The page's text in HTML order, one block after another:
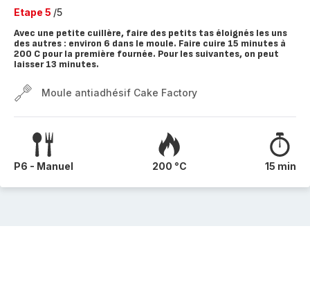
Etape 5 /5
Avec une petite cuillère, faire des petits tas éloignés les uns
des autres : environ 6 dans le moule. Faire cuire 15 minutes à
200 C pour la première fournée. Pour les suivantes, on peut
laisser 13 minutes.
Moule antiadhésif Cake Factory
P6 - Manuel 200 °C 15 min